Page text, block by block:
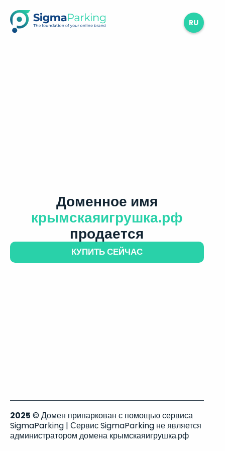
RU
Доменное имя
крымскаяигрушка.рф
продается
КУПИТЬ СЕЙЧАС
2025 © Домен припаркован с помощью сервиса
SigmaParking | Сервис SigmaParking не является
администратором домена крымскаяигрушка.рф